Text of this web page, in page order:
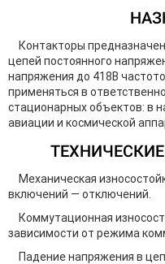
Контакторы
цепей постоянного
напряжения до 418В
применяться в
стационарных объектов: в
авиации и космической
Механическая
включений — отключений.
Коммутационная
зависимости от режима
Падение напряжения в